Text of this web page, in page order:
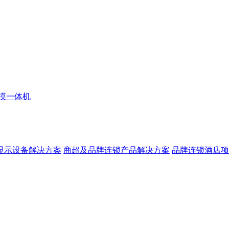
一体机
示设备解决方案 商超及品牌连锁产品解决方案 品牌连锁酒店项